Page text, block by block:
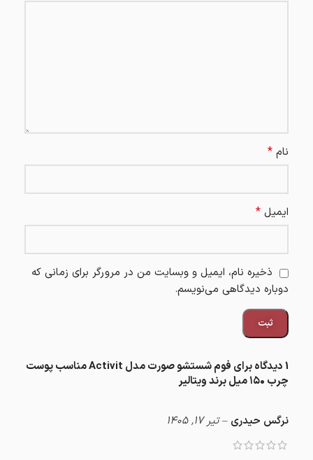
1 دیدگاه برای
فوم شستشو صورت مدل Activit مناسب پوست
چرب ۱۵۰ میل برند ویتالیر
نرگس حیدری – تیر 17, 1405
نام *
ایمیل *
ذخیره نام، ایمیل و وبسایت من در مرورگر برای زمانی که
دوباره دیدگاهی می‌نویسم.